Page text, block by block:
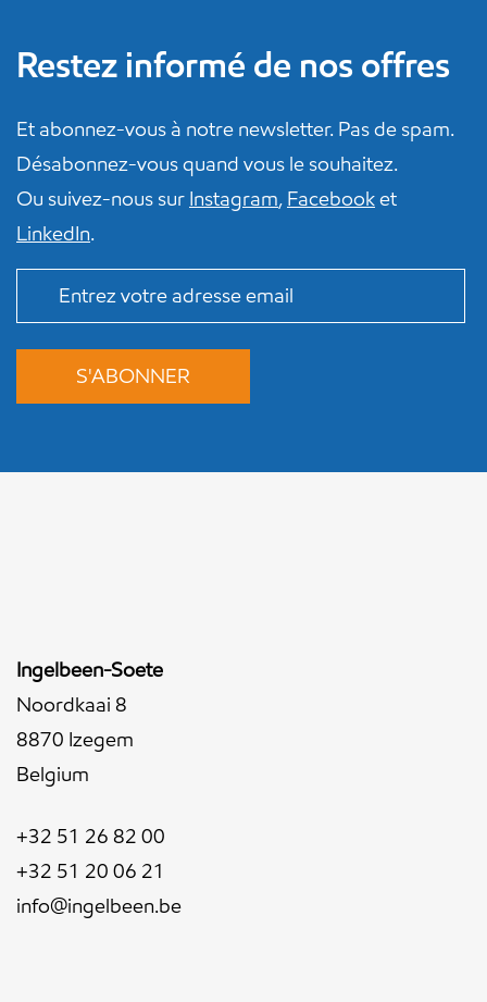
Restez informé de nos offres
Et abonnez-vous à notre newsletter. Pas de spam.
Désabonnez-vous quand vous le souhaitez.
Ou suivez-nous sur Instagram, Facebooket
LinkedIn.
Ingelbeen-Soete
Noordkaai 8
8870 Izegem
Belgium
+32 51 26 82 00
+32 51 20 06 21
info@ingelbeen.be